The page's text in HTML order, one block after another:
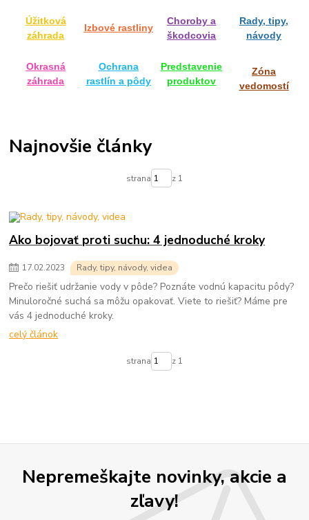
Úžitková
záhrada
Izbové rastliny
Choroby a
škodcovia
Rady, tipy,
návody
Okrasná
záhrada
Ochrana
rastlín a pôdy
Predstavenie
produktov
Zóna
vedomostí
Najnovšie články
strana z 1
Ako bojovať proti suchu: 4 jednoduché kroky
17.02.2023 Rady, tipy, návody, videa
Prečo riešiť udržanie vody v pôde? Poznáte vodnú kapacitu pôdy?
Minuloročné suchá sa môžu opakovať. Viete to riešiť? Máme pre
vás 4 jednoduché kroky.
celý článok
strana z 1
Nepremeškajte novinky, akcie a
zľavy!